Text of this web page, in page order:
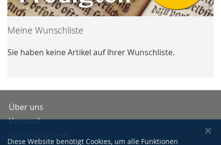
Meine Wunschliste
Sie haben keine Artikel auf Ihrer Wunschliste.
Über uns
Versand
Diese Website benötigt Cookies, um alle Funktionen